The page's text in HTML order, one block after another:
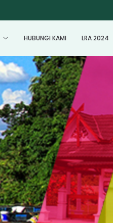
HUBUNGI KAMI LRA 2024